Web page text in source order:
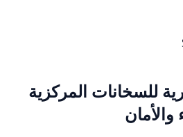
للسخانات المركزية
والأمان